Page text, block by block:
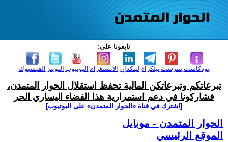
تابعونا على:
الفيسبوك التويتر اليوتيوب الانستغرام لينكدإن تيلكرامبنترست بودكاست
تبرعاتكم وتبرعاتكن المالية تحفظ استقلال الحوار المتمدن،
فشاركونا في دعم استمرارية هذا الفضاء اليساري الحر
[اشترك في قناة ‫«الحوار المتمدن» على اليوتيوب]
الحوار المتمدن - موبايل
الموقع الرئيسي